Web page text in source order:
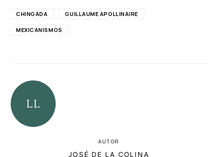
CHINGADA GUILLAUME APOLLINAIRE
MEXICANISMOS
AUTOR
JOSÉ DE LA COLINA